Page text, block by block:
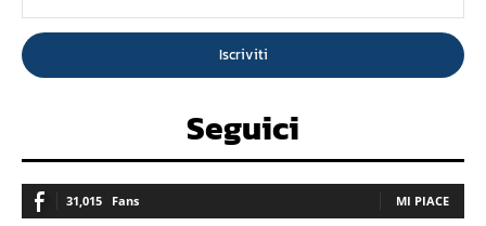
Iscriviti
Seguici
31,015 Fans MI PIACE